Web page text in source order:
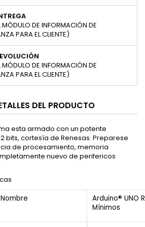
MÓDULO DE INFORMACIÓN DE
PARA EL CLIENTE)
MÓDULO DE INFORMACIÓN DE
PARA EL CLIENTE)
DEL PRODUCTO
esta armado con un potente
bits, cortesía de Renesas. Preparese
de procesamiento, memoria
nuevo de perifericos
Nombre
Arduino® UNO
Mínimos